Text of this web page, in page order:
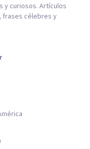
y curiosos. Artículos
frases célebres y